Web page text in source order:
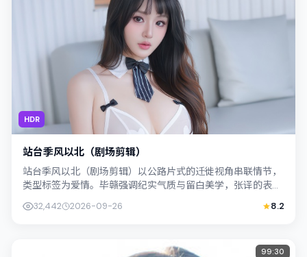
HDR
站台季风以北（剧场剪辑）
站台季风以北（剧场剪辑）以公路片式的迁徙视角串联情节，
类型标签为爱情。毕赣强调纪实气质与留白美学，张译的表演
32,442 2026-09-26 8.2
99:30